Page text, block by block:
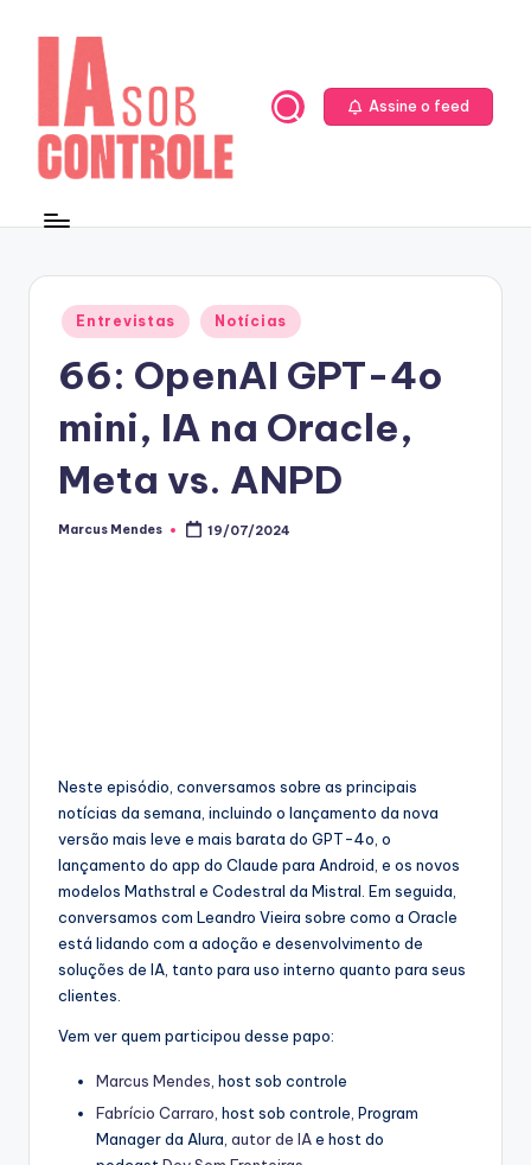
Assine o feed
Posted
in
Entrevistas Notícias
66: OpenAI GPT-4o
mini, IA na Oracle,
Meta vs. ANPD
Posted
Marcus Mendes 19/07/2024
Neste episódio, conversamos sobre as principais
notícias da semana, incluindo o lançamento da nova
versão mais leve e mais barata do GPT-4o, o
lançamento do app do Claude para Android, e os novos
modelos Mathstral e Codestral da Mistral. Em seguida,
conversamos com Leandro Vieira sobre como a Oracle
está lidando com a adoção e desenvolvimento de
soluções de IA, tanto para uso interno quanto para seus
clientes.
Vem ver quem participou desse papo:
Marcus Mendes, host sob controle
Fabrício Carraro, host sob controle, Program
Manager da Alura, autor de IAe host do